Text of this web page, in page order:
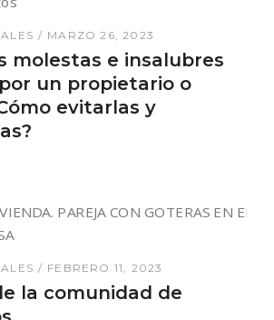
MARZO 26, 2023
molestas e insalubres
un propietario o
evitarlas y
FEBRERO 11, 2023
la comunidad de